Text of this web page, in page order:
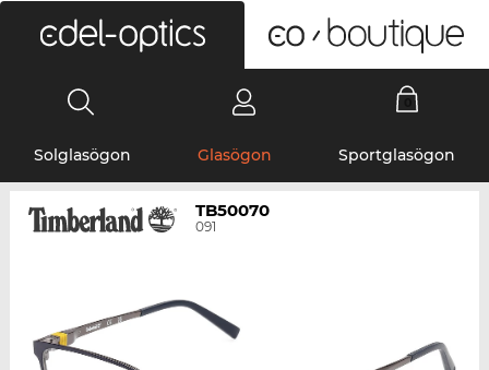
Solglasögon Glasögon Sportglasögon
TB50070
091